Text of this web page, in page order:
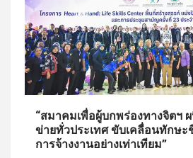
“สมาคมเพื่อผู้บกพร่องทางจิตฯ
ข่ายทั่วประเทศ ขับเคลื่อนทักษะ
การจ้างงานอย่างเท่าเทียม”